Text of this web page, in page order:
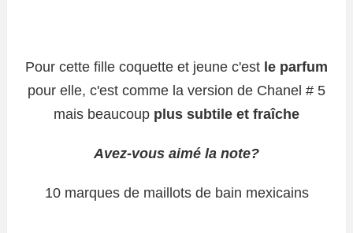
Pour cette fille coquette et jeune c'est le parfum
pour elle, c'est comme la version de Chanel # 5
mais beaucoup plus subtile et fraîche
Avez-vous aimé la note?
10 marques de maillots de bain mexicains